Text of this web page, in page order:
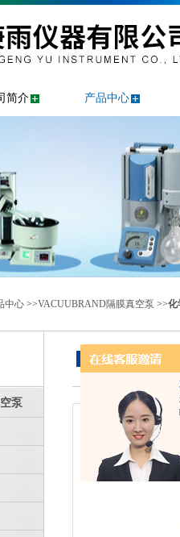
简介 产品中心
中心 >>VACUUBRAND隔膜真空泵 >>化
泵
产品中心